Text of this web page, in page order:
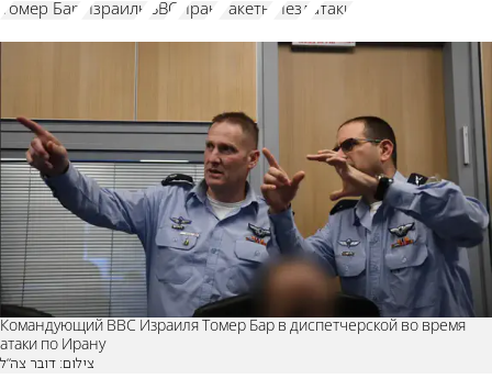
Томер Бар Израиль ВВС Иран Ракеты Йезд атаки
Командующий ВВС Израиля Томер Бар в диспетчерской во время
атаки по Ирану
צילום: דובר צה"ל